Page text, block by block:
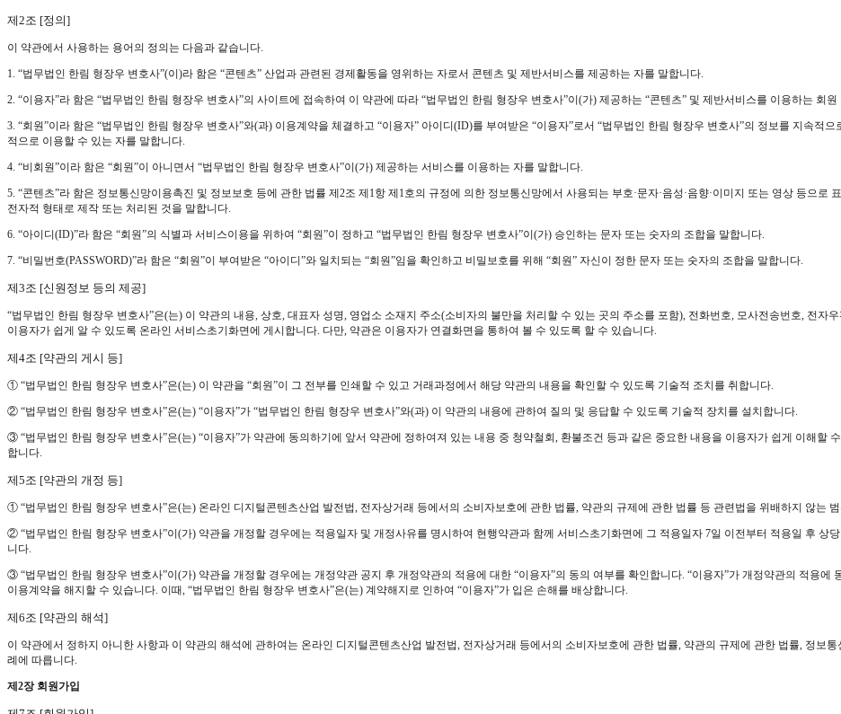
제2조 [정의]
이 약관에서 사용하는 용어의 정의는 다음과 같습니다.
1. “법무법인 한림 형장우 변호사”(이)라 함은 “콘텐츠” 산업과 관련된 경제활동을 영위하는 자로서 콘텐츠 및 제반서비스를 제공하는 자를 말합니다.
2. “이용자”라 함은 “법무법인 한림 형장우 변호사”의 사이트에 접속하여 이 약관에 따라 “법무법인 한림 형장우 변호사”이(가) 제공하는 “콘텐츠” 및 제반서비스를 이용하는 회원
3. “회원”이라 함은 “법무법인 한림 형장우 변호사”와(과) 이용계약을 체결하고 “이용자” 아이디(ID)를 부여받은 “이용자”로서 “법무법인 한림 형장우 변호사”의 정보를 지속적
적으로 이용할 수 있는 자를 말합니다.
4. “비회원”이라 함은 “회원”이 아니면서 “법무법인 한림 형장우 변호사”이(가) 제공하는 서비스를 이용하는 자를 말합니다.
5. “콘텐츠”라 함은 정보통신망이용촉진 및 정보보호 등에 관한 법률 제2조 제1항 제1호의 규정에 의한 정보통신망에서 사용되는 부호·문자·음성·음향·이미지 또는 영상 등으
전자적 형태로 제작 또는 처리된 것을 말합니다.
6. “아이디(ID)”라 함은 “회원”의 식별과 서비스이용을 위하여 “회원”이 정하고 “법무법인 한림 형장우 변호사”이(가) 승인하는 문자 또는 숫자의 조합을 말합니다.
7. “비밀번호(PASSWORD)”라 함은 “회원”이 부여받은 “아이디”와 일치되는 “회원”임을 확인하고 비밀보호를 위해 “회원” 자신이 정한 문자 또는 숫자의 조합을 말합니다.
제3조 [신원정보 등의 제공]
“법무법인 한림 형장우 변호사”은(는) 이 약관의 내용, 상호, 대표자 성명, 영업소 소재지 주소(소비자의 불만을 처리할 수 있는 곳의 주소를 포함), 전화번호, 모사전송번호, 전자
이용자가 쉽게 알 수 있도록 온라인 서비스초기화면에 게시합니다. 다만, 약관은 이용자가 연결화면을 통하여 볼 수 있도록 할 수 있습니다.
제4조 [약관의 게시 등]
① “법무법인 한림 형장우 변호사”은(는) 이 약관을 “회원”이 그 전부를 인쇄할 수 있고 거래과정에서 해당 약관의 내용을 확인할 수 있도록 기술적 조치를 취합니다.
② “법무법인 한림 형장우 변호사”은(는) “이용자”가 “법무법인 한림 형장우 변호사”와(과) 이 약관의 내용에 관하여 질의 및 응답할 수 있도록 기술적 장치를 설치합니다.
③ “법무법인 한림 형장우 변호사”은(는) “이용자”가 약관에 동의하기에 앞서 약관에 정하여져 있는 내용 중 청약철회, 환불조건 등과 같은 중요한 내용을 이용자가 쉽게 이해할
합니다.
제5조 [약관의 개정 등]
① “법무법인 한림 형장우 변호사”은(는) 온라인 디지털콘텐츠산업 발전법, 전자상거래 등에서의 소비자보호에 관한 법률, 약관의 규제에 관한 법률 등 관련법을 위배하지 않는
② “법무법인 한림 형장우 변호사”이(가) 약관을 개정할 경우에는 적용일자 및 개정사유를 명시하여 현행약관과 함께 서비스초기화면에 그 적용일자 7일 이전부터 적용일 후 상
니다.
③ “법무법인 한림 형장우 변호사”이(가) 약관을 개정할 경우에는 개정약관 공지 후 개정약관의 적용에 대한 “이용자”의 동의 여부를 확인합니다. “이용자”가 개정약관의 적용에
이용계약을 해지할 수 있습니다. 이때, “법무법인 한림 형장우 변호사”은(는) 계약해지로 인하여 “이용자”가 입은 손해를 배상합니다.
제6조 [약관의 해석]
이 약관에서 정하지 아니한 사항과 이 약관의 해석에 관하여는 온라인 디지털콘텐츠산업 발전법, 전자상거래 등에서의 소비자보호에 관한 법률, 약관의 규제에 관한 법률, 정보
례에 따릅니다.
제2장 회원가입